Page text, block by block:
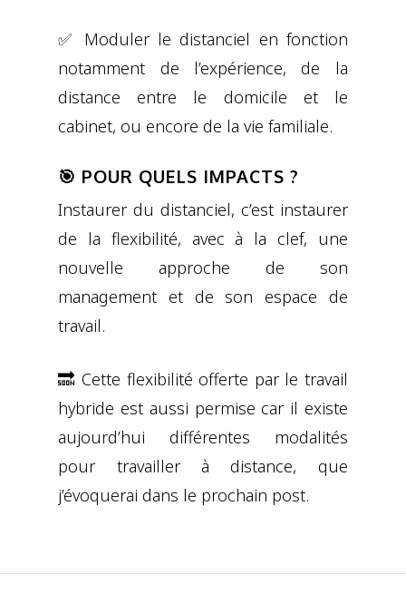
✅ Moduler le distanciel en fonction
notamment de l’expérience, de la
distance entre le domicile et le
cabinet, ou encore de la vie familiale.
🎯 POUR QUELS IMPACTS ?
Instaurer du distanciel, c’est instaurer
de la flexibilité, avec à la clef, une
nouvelle approche de son
management et de son espace de
travail.
🔜 Cette flexibilité offerte par le travail
hybride est aussi permise car il existe
aujourd’hui différentes modalités
pour travailler à distance, que
j’évoquerai dans le prochain post.